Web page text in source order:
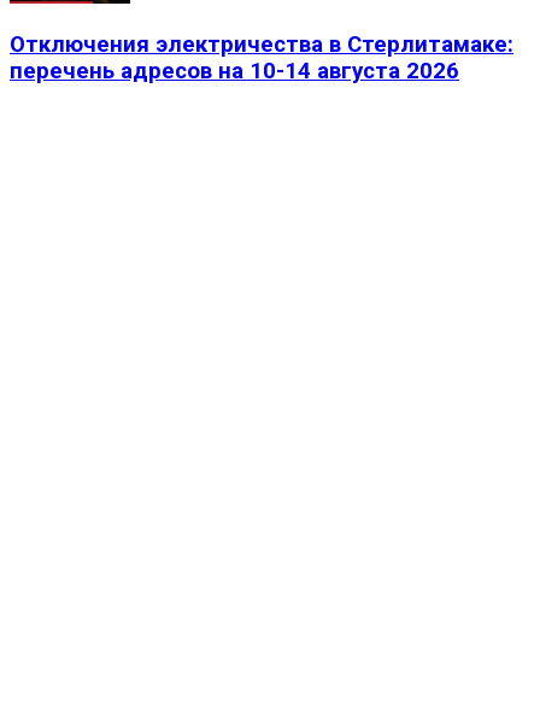
Отключения электричества в Стерлитамаке:
перечень адресов на 10-14 августа 2026